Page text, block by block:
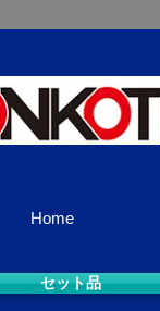
Home
セット品